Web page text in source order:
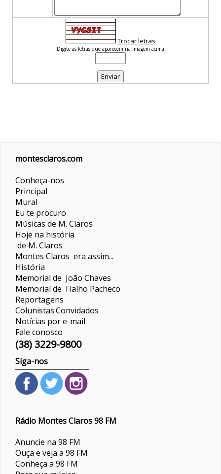
Trocar letras
Digite as letras que aparecem na imagem acima
montesclaros.com
Conheça-nos
Principal
Mural
Eu te procuro
Músicas de M. Claros
Hoje na história
de M. Claros
Montes Claros era assim...
História
Memorial de João Chaves
Memorial de Fialho Pacheco
Reportagens
ColunistasConvidados
Notícias por e-mail
Fale conosco
(38) 3229-9800
Siga-nos
Rádio Montes Claros 98 FM
Anuncie na 98 FM
Ouça e veja a 98 FM
Conheça a 98 FM